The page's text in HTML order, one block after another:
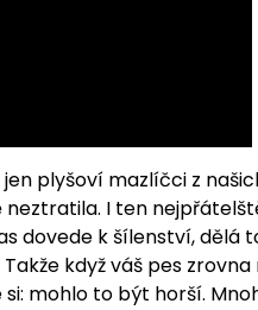
plyšoví mazlíčci z
I ten
dovede k šílenství, dělá
když váš pes
mohlo to být horší.